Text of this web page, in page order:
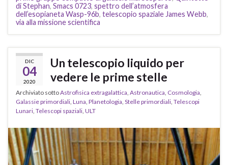
di Stephan, Smacs 0723, spettro dell’atmosfera
dell’esopianeta Wasp-96b, telescopio spaziale James Webb,
via alla missione scientifica
DIC
04
2020
Un telescopio liquido per
vedere le prime stelle
Archiviato sottoAstrofisica extragalattica, Astronautica, Cosmologia,
Galassie primordiali, Luna, Planetologia, Stelle primordiali, Telescopi
Lunari, Telescopi spaziali, ULT